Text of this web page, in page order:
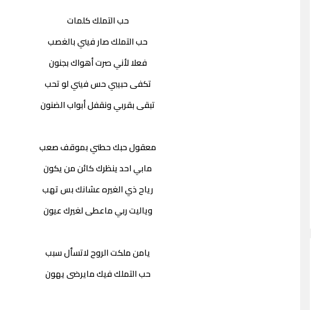
حب التملك كلمات
حب التملك صار فيني بالغصب
فعلا لأني صرت أهواك بجنون
تكفى حبيبي حس فيني لو تحب
تبقى بقربي ونقفل أبواب الضنون
معقول حبك حطني بموقف صعب
مابي احد ينظرك كائن من يكون
رياح ذي الغيره عشانك بس تهب
وياليت ربي ماعطى لغيرك عيون
يامن ملكت الروح لاتسأل سبب
حب التملك فيك مايرضى يهون